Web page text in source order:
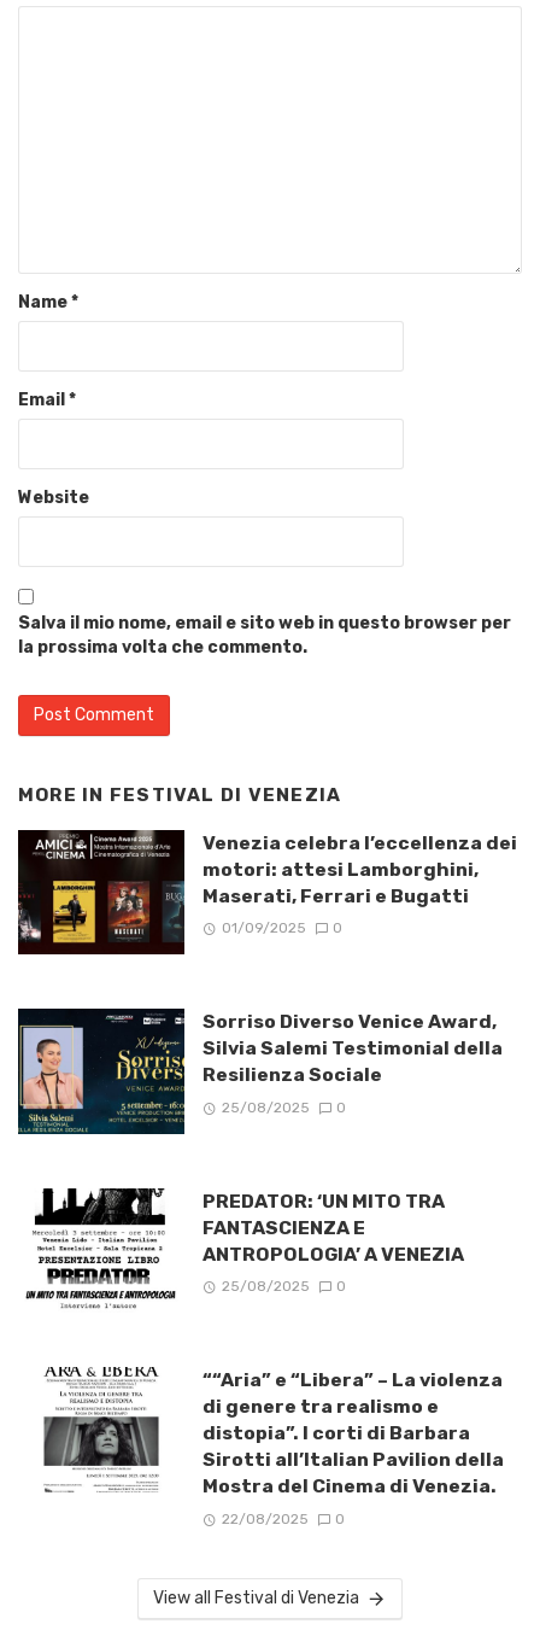
Name*
Email*
Website
Salva il mio nome, email e sito web in questo browser per
la prossima volta che commento.
MORE IN FESTIVAL DI VENEZIA
Venezia celebra l’eccellenza dei
motori: attesi Lamborghini,
Maserati, Ferrari e Bugatti
01/09/2025 0
Sorriso Diverso Venice Award,
Silvia Salemi Testimonial della
Resilienza Sociale
25/08/2025 0
PREDATOR: ‘UN MITO TRA
FANTASCIENZA E
ANTROPOLOGIA’ A VENEZIA
25/08/2025 0
““Aria” e “Libera” – La violenza
di genere tra realismo e
distopia”. I corti di Barbara
Sirotti all’Italian Pavilion della
Mostra del Cinema di Venezia.
22/08/2025 0
View all Festival di Venezia